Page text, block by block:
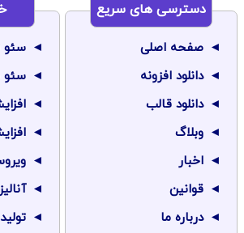
دسترسی های سریع
صفحه اصلی
دانلود افزونه
دانلود قالب
وبلاگ
اخبار
قوانین
درباره ما
سئو
سئو